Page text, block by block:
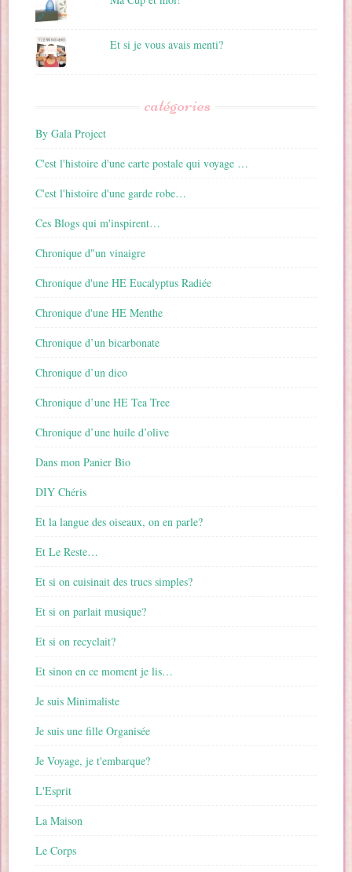
Et si je vous avais menti?
catégories
By Gala Project
C'est l'histoire d'une carte postale qui voyage …
C'est l'histoire d'une garde robe…
Ces Blogs qui m'inspirent…
Chronique d"un vinaigre
Chronique d'une HE Eucalyptus Radiée
Chronique d'une HE Menthe
Chronique d’un bicarbonate
Chronique d’un dico
Chronique d’une HE Tea Tree
Chronique d’une huile d’olive
Dans mon Panier Bio
DIY Chéris
Et la langue des oiseaux, on en parle?
Et Le Reste…
Et si on cuisinait des trucs simples?
Et si on parlait musique?
Et si on recyclait?
Et sinon en ce moment je lis…
Je suis Minimaliste
Je suis une fille Organisée
Je Voyage, je t'embarque?
L'Esprit
La Maison
Le Corps